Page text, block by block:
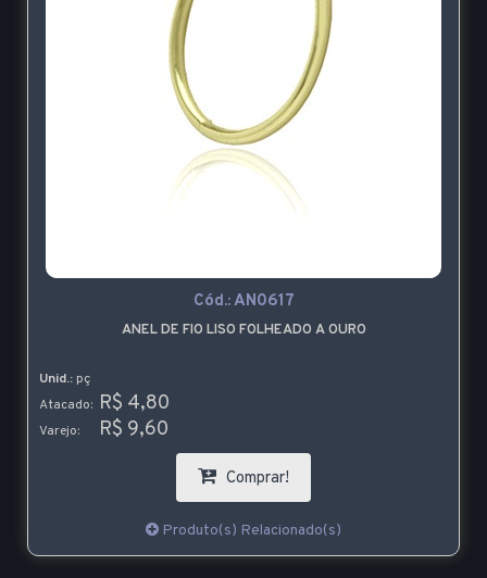
Cód.:AN0617
ANEL DE FIO LISO FOLHEADO A OURO
Unid.: pç
Atacado: R$ 4,80
Varejo: R$ 9,60
Comprar!
Produto(s) Relacionado(s)